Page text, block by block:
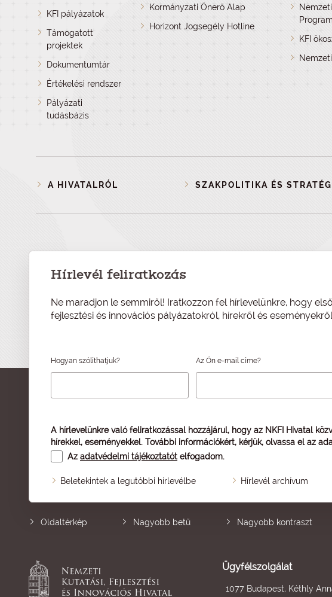
KFI pályázatok
Támogatott
projektek
Dokumentumtár
Értékelési rendszer
Pályázati
tudásbázis
Kormányzati Önerő Alap
Horizont Jogsegély Hotline
Program
KFI
A HIVATALRÓL SZAKPOLITIKA ÉS
Hírlevél feliratkozás
Ne maradjon le semmiről! Iratkozzon fel hírlevelünkre, hogy
fejlesztési és innovációs pályázatokról, hírekről és
Hogyan szólíthatjuk? Az Ön e-mail címe?
A hírlevelünkre való feliratkozással hozzájárul, hogy az NKFI Hivatal
hírekkel, eseményekkel. További információkért, kérjük, olvassa el az
Az adatvédelmi tájékoztatót elfogadom.
Beletekintek a legutóbbi hírlevélbe Hírlevél archívum
Oldaltérkép Nagyobb betű Nagyobb kontraszt
Ügyfélszolgálat
1077 Budapest, Kéthly